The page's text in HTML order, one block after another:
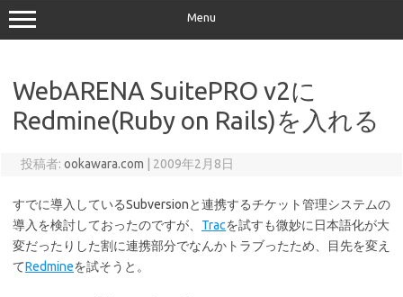
Menu
WebARENA SuitePRO v2に
Redmine(Ruby on Rails)を入れる
投稿者: ookawara.com 2009年2月8日
すでに導入しているSubversionと連携するチケット管理システムの
導入を検討しておったのですが、 Tracを試すも微妙に日本語化が大
変だったりした割に連携部分でなんかトラブったため、目先を変え
てRedmineを試そうと。